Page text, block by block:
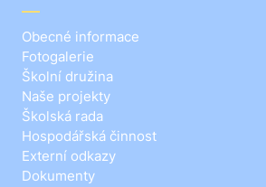
Obecné informace
Fotogalerie
Školní družina
Naše projekty
Školská rada
Hospodářská činnost
Externí odkazy
Dokumenty